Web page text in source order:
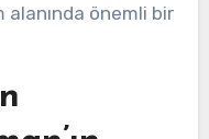
önemli bir